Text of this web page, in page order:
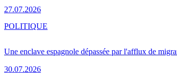
27.07.2026
Une enclave espagnole dépassée par l'afflux de
30.07.2026
POLITIQUE